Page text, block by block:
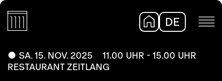
DE
SA. 15. NOV. 2025
11.00 UHR - 15.00 UHR
RESTAURANT ZEITLANG